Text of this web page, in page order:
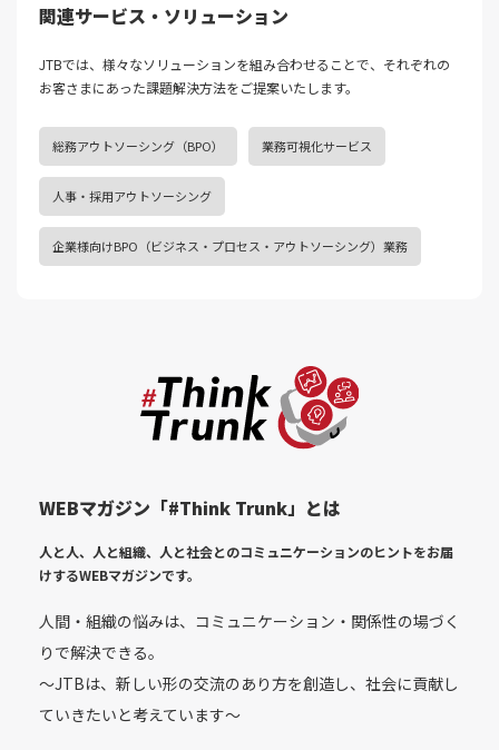
関連サービス・ソリューション
JTBでは、様々なソリューションを組み合わせることで、それぞれの
お客さまにあった課題解決⽅法をご提案いたします。
総務アウトソーシング（BPO） 業務可視化サービス
人事・採用アウトソーシング
企業様向けBPO（ビジネス・プロセス・アウトソーシング）業務
WEBマガジン「#Think Trunk」とは
人と人、人と組織、人と社会とのコミュニケーションのヒントをお届
けするWEBマガジンです。
人間・組織の悩みは、コミュニケーション・関係性の場づく
りで解決できる。
〜JTBは、新しい形の交流のあり方を創造し、社会に貢献し
ていきたいと考えています〜